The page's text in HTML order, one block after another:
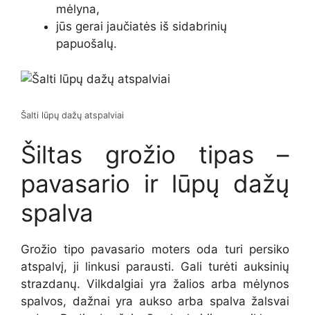
mėlyna,
jūs gerai jaučiatės iš sidabrinių
papuošalų.
Šalti lūpų dažų atspalviai
Šiltas grožio tipas –
pavasario ir lūpų dažų
spalva
Grožio tipo pavasario moters oda turi persiko
atspalvį, ji linkusi parausti. Gali turėti auksinių
strazdanų. Vilkdalgiai yra žalios arba mėlynos
spalvos, dažnai yra aukso arba spalva žalsvai